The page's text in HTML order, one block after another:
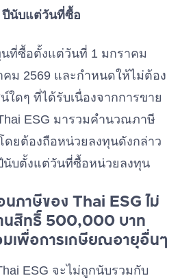
ปีนับแต่วันที่ซื้อ
ที่ซื้อตั้งแต่วันที่ 1 มกราคม
คม 2569 และกำหนดให้ไม่ต้อง
ใดๆ ที่ได้รับเนื่องจากการขาย
ESG มารวมคำนวณภาษี
ดยต้องถือหน่วยลงทุนดังกล่าว
นับตั้งแต่วันที่ซื้อหน่วยลงทุน
ภาษีของ Thai ESG ไม่
นสิทธิ์ 500,000 บาท
เพื่อการเกษียณอายุอื่นๆ
ESG จะไม่ถูกนับรวมกับ